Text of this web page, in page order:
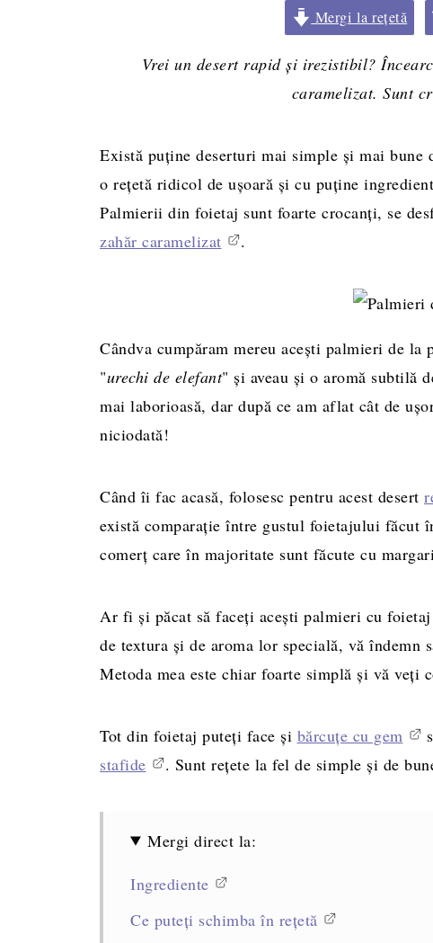
Mergi la rețetă
Vrei un desert rapid și irezistibil?
caramelizat. Sunt
Există puține deserturi mai simple și mai
o rețetă ridicol de ușoară și cu puține
Palmierii din foietaj sunt foarte crocanți, se
zahăr caramelizat
.
Cândva cumpăram mereu acești palmieri de
"urechi de elefant" și aveau și o aromă subtilă
mai laborioasă, dar după ce am aflat cât de
niciodată!
Când îi fac acasă, folosesc pentru acest desert
există comparație între gustul foietajului făcut
comerț care în majoritate sunt făcute cu
Ar fi și păcat să faceți acești palmieri cu
de textura și de aroma lor specială, vă îndemn
Metoda mea este chiar foarte simplă și vă veți
Tot din foietaj puteți face și bărcuțe cu gem
stafide
. Sunt rețete la fel de simple și de
Mergi direct la:
Ingrediente
Ce puteți schimba în rețetă